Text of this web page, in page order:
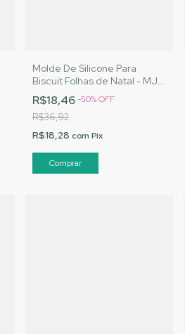
Molde De Silicone Para
Biscuit Folhas de Natal - MJ
Artesanatos |Cód. 2762
R$18,46-50%OFF
R$36,92
R$18,28 com Pix